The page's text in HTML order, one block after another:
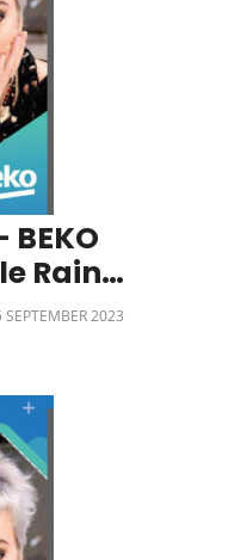
Rain
SEPTEMBER 2023